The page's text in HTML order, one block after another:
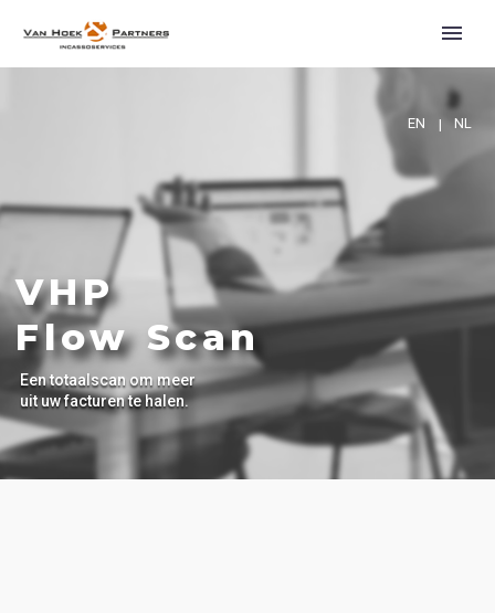
| NL
EN
VHP
Flow Scan
Een totaalscan om meer
uit uw facturen te halen.